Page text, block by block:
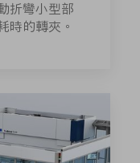
折彎小型部
時的轉夾。